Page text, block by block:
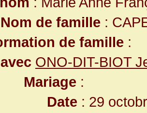
Nom de famille :
de famille :
avec ONO-DIT-BIOT
Mariage :
Date : 29